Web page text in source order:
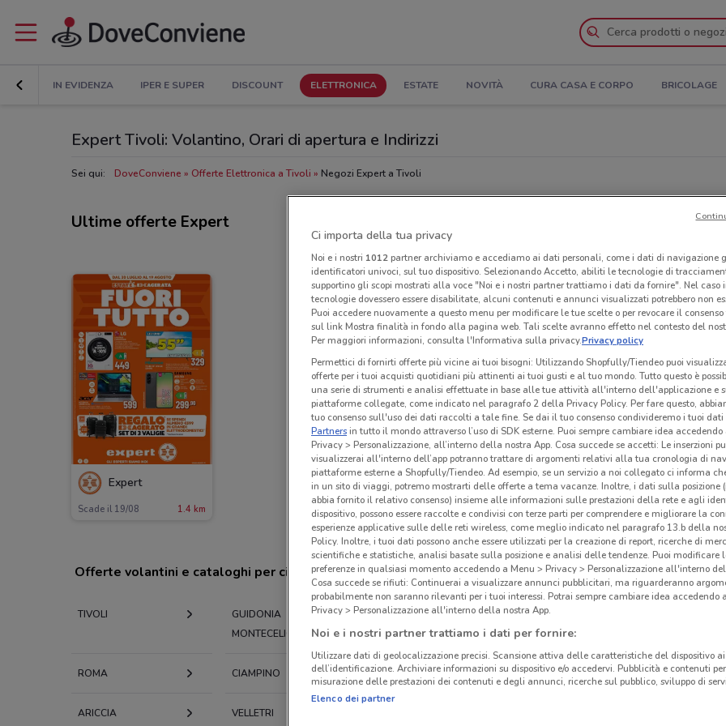
IN EVIDENZA IPER E SUPER DISCOUNT ELETTRONICA ESTATE NOVITÀ CURA CASA E CORPO BRICOLAGE
Expert Tivoli: Volantino, Orari di apertura e Indirizzi
Sei qui: DoveConviene Offerte Elettronica a Tivoli Negozi Expert a Tivoli
Ultime offerte Expert
Expert
Scade il 19/08 1.4 km
Offerte volantini e cataloghi per città nelle vicinanze
TIVOLI
GUIDONIA
MONTECELIO
MONTEROTONDO FRASCATI
ROMA CIAMPINO VALMONTONE ALBANO LAZIALE
ARICCIA VELLETRI
Gli
e
tutto
Da
di
Ci importa della tua privacy
Noi e i nostri 1012partner archiviamo e accediamo ai dati personali, come i dati di navigazione
identificatori univoci, sul tuo dispositivo. Selezionando Accetto, abiliti le tecnologie di
supportino gli scopi mostrati alla voce "Noi e i nostri partner trattiamo i dati da fornire". Nel caso
tecnologie dovessero essere disabilitate, alcuni contenuti e annunci visualizzati potrebbero non
Puoi accedere nuovamente a questo menu per modificare le tue scelte o per revocare il
sul link Mostra finalità in fondo alla pagina web. Tali scelte avranno effetto nel contesto del
Per maggiori informazioni, consulta l'Informativa sulla privacy.Privacy policy
Permettici di fornirti offerte più vicine ai tuoi bisogni: Utilizzando Shopfully/Tiendeo puoi
offerte per i tuoi acquisti quotidiani più attinenti ai tuoi gusti e al tuo mondo. Tutto questo è
una serie di strumenti e analisi effettuate in base alle tue attività all'interno dell'applicazione e
piattaforme collegate, come indicato nel paragrafo 2 della Privacy Policy. Per fare questo,
tuo consenso sull'uso dei dati raccolti a tale fine. Se dai il tuo consenso condivideremo i tuoi dati
Partnersin tutto il mondo attraverso l’uso di SDK esterne. Puoi sempre cambiare idea accedendo
Privacy > Personalizzazione, all’interno della nostra App. Cosa succede se accetti: Le inserzioni
visualizzerai all'interno dell’app potranno trattare di argomenti relativi alla tua cronologia di
piattaforme esterne a Shopfully/Tiendeo. Ad esempio, se un servizio a noi collegato ci informa
in un sito di viaggi, potremo mostrarti delle offerte a tema vacanze. Inoltre, i dati sulla posizione
abbia fornito il relativo consenso) insieme alle informazioni sulle prestazioni della rete e agli
dispositivo, possono essere raccolte e condivisi con terze parti per comprendere e migliorare la
esperienze applicative sulle delle reti wireless, come meglio indicato nel paragrafo 13.b della
Policy. Inoltre, i tuoi dati possono anche essere utilizzati per la creazione di report, ricerche di
scientifiche e statistiche, analisi basate sulla posizione e analisi delle tendenze. Puoi modificare
preferenze in qualsiasi momento accedendo a Menu > Privacy > Personalizzazione all'interno
Cosa succede se rifiuti: Continuerai a visualizzare annunci pubblicitari, ma riguarderanno
probabilmente non saranno rilevanti per i tuoi interessi. Potrai sempre cambiare idea accedendo
Privacy > Personalizzazione all'interno della nostra App.
Noi e i nostri partner trattiamo i dati per fornire:
Utilizzare dati di geolocalizzazione precisi. Scansione attiva delle caratteristiche del dispositivo
dell’identificazione. Archiviare informazioni su dispositivo e/o accedervi. Pubblicità e contenuti
misurazione delle prestazioni dei contenuti e degli annunci, ricerche sul pubblico, sviluppo di
Elenco dei partner